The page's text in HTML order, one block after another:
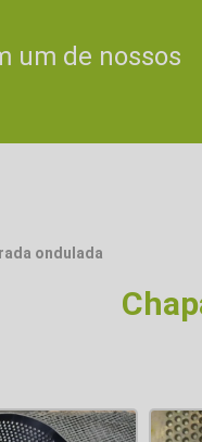
um de nossos
ondulada